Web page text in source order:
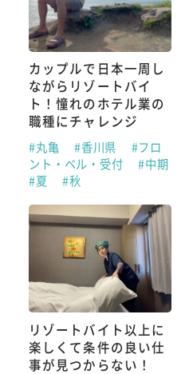
カップルで日本一周し
ながらリゾートバイ
ト！憧れのホテル業の
職種にチャレンジ
#丸亀 #香川県
#フロ
ント・ベル・受付
#中期
#夏
#秋
リゾートバイト以上に
楽しくて条件の良い仕
事が見つからない！